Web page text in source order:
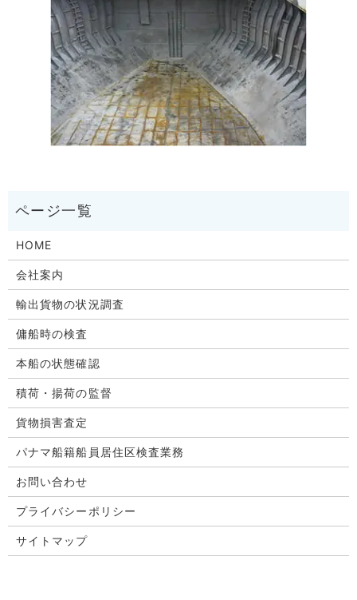
HOME
会社案内
輸出貨物の状況調査
傭船時の検査
本船の状態確認
積荷・揚荷の監督
貨物損害査定
パナマ船籍船員居住区検査業務
お問い合わせ
プライバシーポリシー
サイトマップ